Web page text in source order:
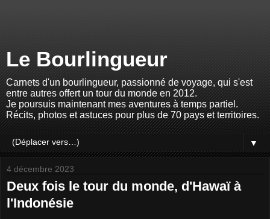
Le Bourlingueur
Carnets d'un bourlingueur, passionné de voyage, qui s'est
entre autres offert un tour du monde en 2012.
Je poursuis maintenant mes aventures à temps partiel.
Récits, photos et astuces pour plus de 70 pays et territoires.
▼
4 décembre 2023
Deux fois le tour du monde, d'Hawaï à
l'Indonésie